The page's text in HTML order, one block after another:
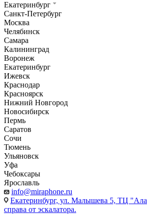
Екатеринбург
Санкт-Петербург
Москва
Челябинск
Самара
Калининград
Воронеж
Екатеринбург
Ижевск
Краснодар
Красноярск
Нижний Новгород
Новосибирск
Пермь
Саратов
Сочи
Тюмень
Ульяновск
Уфа
Чебоксары
Ярославль
info@miraphone.ru
Екатеринбург, ул. Малышева 5, ТЦ
справа от эскалатора.